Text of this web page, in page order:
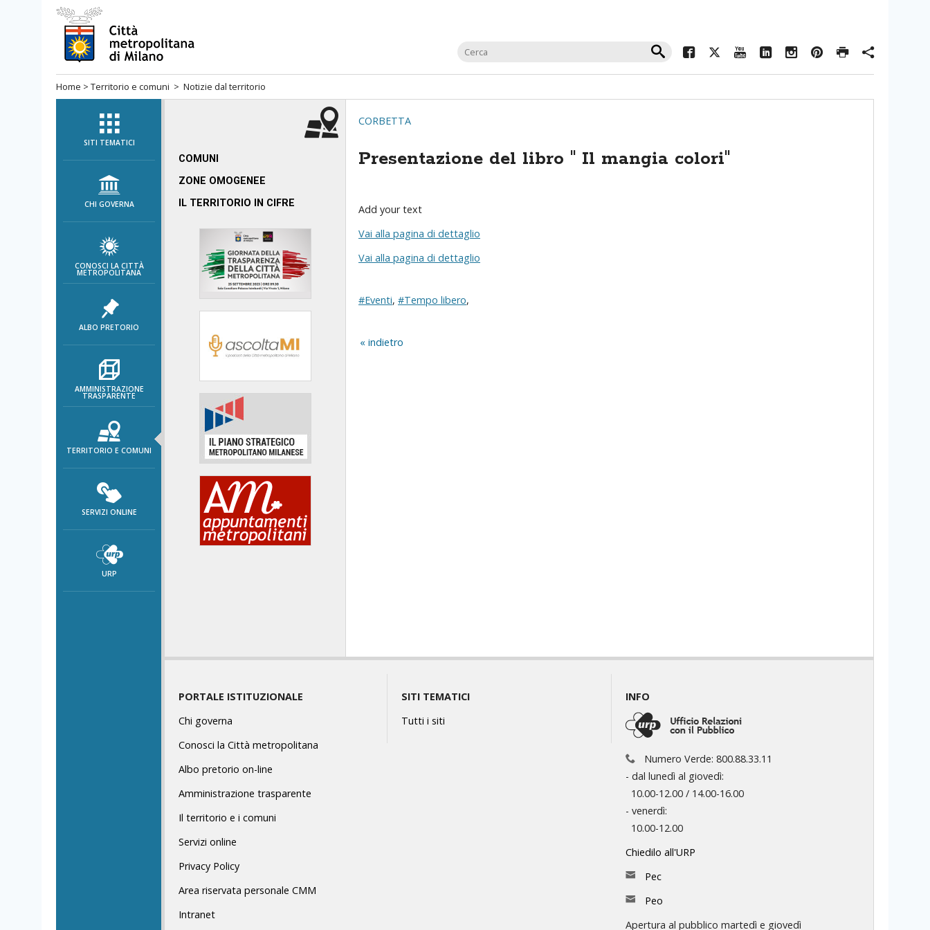
Salta
al
menù
navigazione
Salta
al
menù
navigazione
interna
Salta
contenuto
Salta
area
banner
Salta
footer
Home > Territorio e comuni > Notizie dal territorio
SITI TEMATICI
CHI GOVERNA
CONOSCI LA CITTÀ
METROPOLITANA
ALBO PRETORIO
AMMINISTRAZIONE
TRASPARENTE
TERRITORIO E COMUNI
SERVIZI ONLINE
URP
COMUNI
ZONE OMOGENEE
IL TERRITORIO IN CIFRE
CORBETTA
Presentazione del libro " Il mangia colori"
Add your text
Vai alla pagina di dettaglio
Vai alla pagina di dettaglio
#Eventi, #Tempo libero,
indietro
PORTALE ISTITUZIONALE
Chi governa
Conosci la Città metropolitana
Albo pretorio on-line
Amministrazione trasparente
Il territorio e i comuni
Servizi online
Privacy Policy
Area riservata personale CMM
Intranet
SITI TEMATICI
Tutti i siti
INFO
Numero Verde: 800.88.33.11
- dal lunedì al giovedì:
10.00-12.00 / 14.00-16.00
- venerdì:
10.00-12.00
Chiedilo all'URP
Pec
Peo
Apertura al pubblico martedì e giovedì